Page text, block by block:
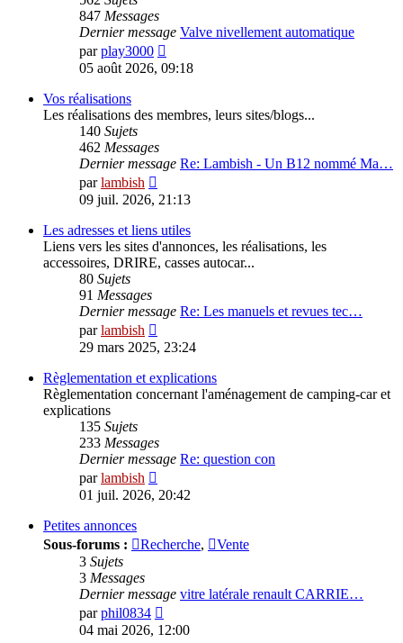
847 Messages
Dernier message Valve nivellement automatique
parplay3000
le
05 août 2026, 09:18
Vos réalisations
Les réalisations des membres, leurs sites/blogs...
140 Sujets
462 Messages
Dernier message Re: Lambish - Un B12 nommé Ma…
parlambish
le
message
09 juil. 2026, 21:13
Les adresses et liens utiles
Liens vers les sites d'annonces, les réalisations, les
accessoires, DRIRE, casses autocar...
80 Sujets
91 Messages
Dernier message Re: Les manuels et revues tec…
parlambish
le
message
29 mars 2025, 23:24
Règlementation et explications
Règlementation concernant l'aménagement de camping-car et
explications
135 Sujets
233 Messages
Dernier message Re: question con
parlambish
le
01 juil. 2026, 20:42
Petites annonces
Sous-forums :
Recherche,
Vente
3 Sujets
3 Messages
Dernier message vitre latérale renault CARRIE…
parphil0834
le
04 mai 2026, 12:00